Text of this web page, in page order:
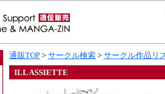
通販TOP > サークル検索 > サークル作品リ
ILL ASSIETTE